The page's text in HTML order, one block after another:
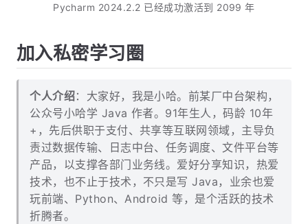
Pycharm 2024.2.2 已经成功激活到 2099 年
加入私密学习圈
个人介绍：大家好，我是小哈。前某厂中台架构，
公众号小哈学 Java 作者。91年生人，码龄 10年
+，先后供职于支付、共享等互联网领域，主导负
责过数据传输、日志中台、任务调度、文件平台等
产品，以支撑各部门业务线。爱好分享知识，热爱
技术，也不止于技术，不只是写 Java，业余也爱
玩前端、Python、Android 等，是个活跃的技术
折腾者。